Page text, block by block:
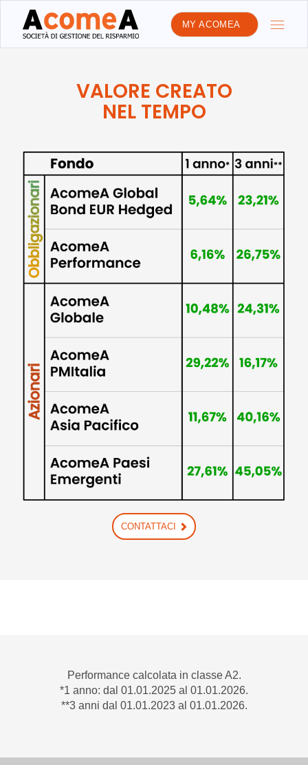
MY ACOMEA
VALORE CREATO
NEL TEMPO
CONTATTACI
Performance calcolata in classe A2.
*1 anno: dal 01.01.2025 al 01.01.2026.
**3 anni dal 01.01.2023 al 01.01.2026.